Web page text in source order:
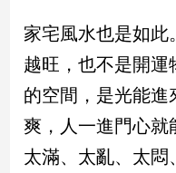
冠
病
毒
專
區
家宅風水也是如此
越旺，也不是開運
的空間，是光能進
爽，人一進門心就
太滿、太亂、太悶